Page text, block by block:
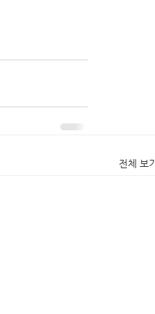
전체 보기